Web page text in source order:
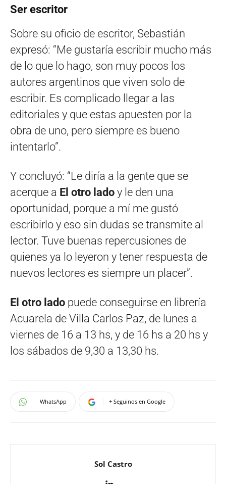
Ser escritor
Sobre su oficio de escritor, Sebastián
expresó: “Me gustaría escribir mucho más
de lo que lo hago, son muy pocos los
autores argentinos que viven solo de
escribir. Es complicado llegar a las
editoriales y que estas apuesten por la
obra de uno, pero siempre es bueno
intentarlo”.
Y concluyó: “Le diría a la gente que se
acerque a El otro lado y le den una
oportunidad, porque a mí me gustó
escribirlo y eso sin dudas se transmite al
lector. Tuve buenas repercusiones de
quienes ya lo leyeron y tener respuesta de
nuevos lectores es siempre un placer”.
El otro lado puede conseguirse en librería
Acuarela de Villa Carlos Paz, de lunes a
viernes de 16 a 13 hs, y de 16 hs a 20 hs y
los sábados de 9,30 a 13,30 hs.
WhatsApp + Seguinos en Google
Sol Castro